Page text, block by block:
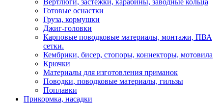
Вертлюги, застёжки, карабины, заводные кольца
Готовые оснастки
Груза, кормушки
Джиг-головки
Карповые поводковые материалы, монтажи, ПВА
сетки.
Кембрики, бисер, стопоры, коннекторы, мотовила
Крючки
Материалы для изготовления приманок
Поводки, поводковые материалы, гильзы
Поплавки
Прикормка, насадки